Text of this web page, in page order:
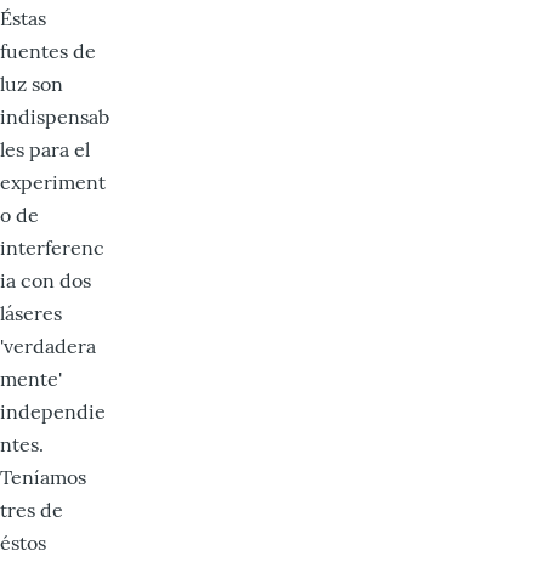
Éstas
fuentes de
luz son
indispensab
les para el
experiment
o de
interferenc
ia con dos
láseres
'verdadera
mente'
independie
ntes.
Teníamos
tres de
éstos